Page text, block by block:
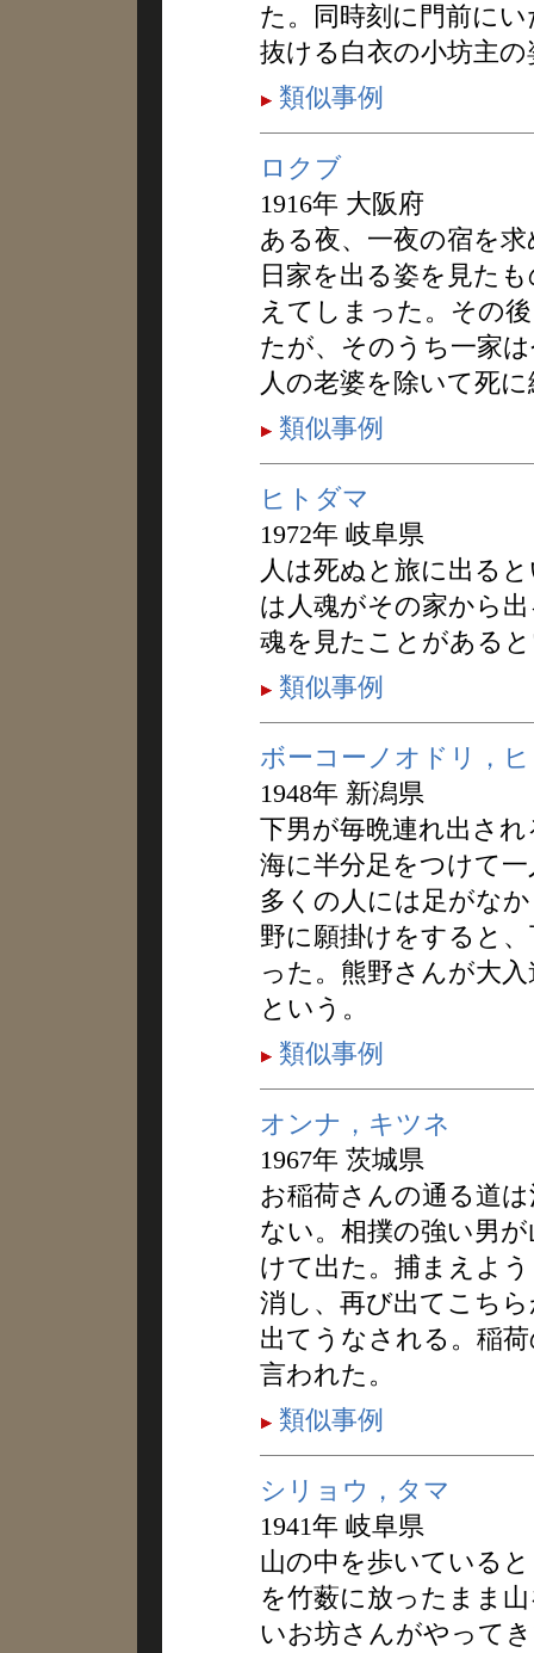
た。同時刻に門前に
抜ける白衣の小坊主
類似事例
ロクブ
1916年 大阪府
ある夜、一夜の宿を
日家を出る姿を見た
えてしまった。その
たが、そのうち一家
人の老婆を除いて死
類似事例
ヒトダマ
1972年 岐阜県
人は死ぬと旅に出る
は人魂がその家から
魂を見たことがある
類似事例
ボーコーノオドリ，
1948年 新潟県
下男が毎晩連れ出さ
海に半分足をつけて
多くの人には足がな
野に願掛けをすると
った。熊野さんが大
という。
類似事例
オンナ，キツネ
1967年 茨城県
お稲荷さんの通る道
ない。相撲の強い男
けて出た。捕まえよ
消し、再び出てこち
出てうなされる。稲
言われた。
類似事例
シリョウ，タマ
1941年 岐阜県
山の中を歩いている
を竹薮に放ったまま
いお坊さんがやって